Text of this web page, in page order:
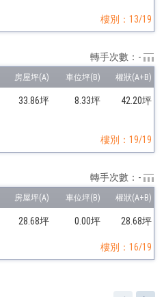
樓別：13/19
33.86坪 8.33坪 42.20坪
樓別：19/19
轉手次數：-
28.68坪 0.00坪 28.68坪
樓別：16/19
轉手次數：-